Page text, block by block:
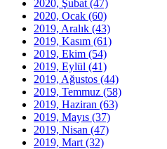
2020, Şubat (47)
2020, Ocak (60)
2019, Aralık (43)
2019, Kasım (61)
2019, Ekim (54)
2019, Eylül (41)
2019, Ağustos (44)
2019, Temmuz (58)
2019, Haziran (63)
2019, Mayıs (37)
2019, Nisan (47)
2019, Mart (32)